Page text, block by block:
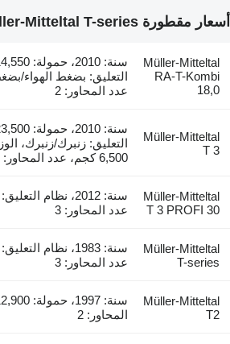
أسعار مقطورة Müller-Mitteltal T-series
Müller-Mitteltal
RA-T-Kombi
18,0
التعليق: بضغط الهواء/
عدد المحاور: 2
Müller-Mitteltal
T 3
التعليق: زنبرك/زنبرك،
6,500 كجم، عدد المحاور: 3
Müller-Mitteltal
T 3 PROFI 30
سنة: 2012، نظام
عدد المحاور: 3
Müller-Mitteltal
T-series
سنة: 1983، نظام
عدد المحاور: 3
Müller-Mitteltal
T2
المحاور: 2